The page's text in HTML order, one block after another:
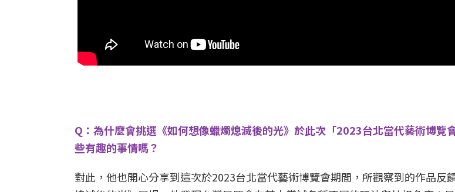
Q：為什麼會挑選《如何想像蠟燭熄滅後的光》於此次「2023台北當代藝術博覽
些有趣的事情嗎？
對此，他也開心分享到這次於2023台北當代藝術博覽會期間，所觀察到的作品反